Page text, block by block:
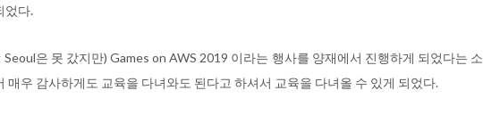
었다.
Seoul은 못 갔지만) Games on AWS 2019 이라는 행사를 양재에서 진행하게 되었다는 소
매우 감사하게도 교육을 다녀와도 된다고 하셔서 교육을 다녀올 수 있게 되었다.